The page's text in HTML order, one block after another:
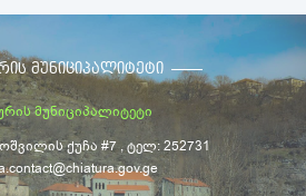
ᲛᲣᲜᲘᲪᲘᲞᲐᲚᲘᲢᲔᲢᲘ
მუნიციპალიტეტი
ქუჩა #7 , ტელ: 252731